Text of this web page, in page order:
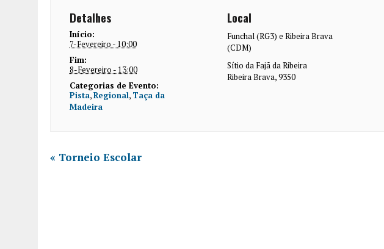
Detalhes
Início:
7-Fevereiro - 10:00
Fim:
8-Fevereiro - 13:00
Categorias de Evento:
Pista,Regional, Taça da
Madeira
Local
Funchal (RG3) e Ribeira Brava
(CDM)
Sítio da Fajã da Ribeira
Ribeira Brava,9350
« Torneio Escolar